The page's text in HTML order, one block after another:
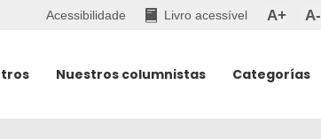
Acessibilidade Livro acessível A+ A-
Nuestros columnistas Categorías